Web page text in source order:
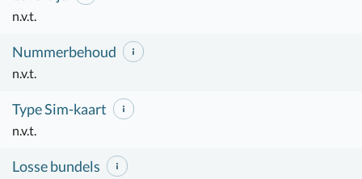
n.v.t.
Nummerbehoud
n.v.t.
Type Sim-kaart
n.v.t.
Losse bundels